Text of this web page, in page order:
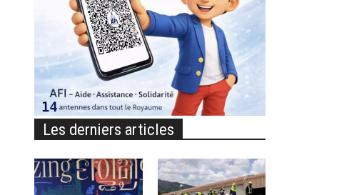
Les derniers articles